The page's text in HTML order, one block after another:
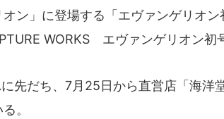
オン」に登場する「エヴァンゲリオ
WORKS エヴァンゲリオン初
先だち、7月25日から直営店「海洋
。